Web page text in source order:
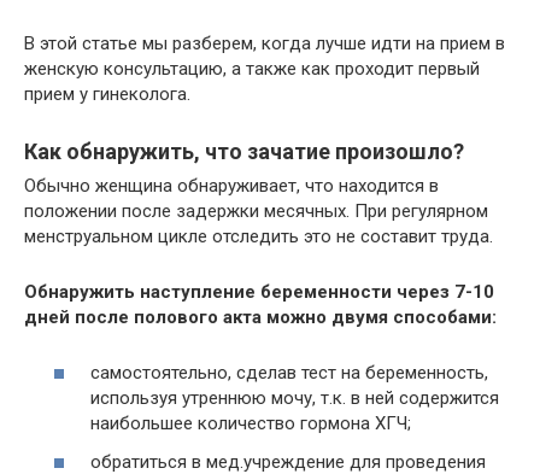
В этой статье мы разберем, когда лучше идти на прием в
женскую консультацию, а также как проходит первый
прием у гинеколога.
Как обнаружить, что зачатие произошло?
Обычно женщина обнаруживает, что находится в
положении после задержки месячных. При регулярном
менструальном цикле отследить это не составит труда.
Обнаружить наступление беременности через 7-10
дней после полового акта можно двумя способами:
самостоятельно, сделав тест на беременность,
используя утреннюю мочу, т.к. в ней содержится
наибольшее количество гормона ХГЧ;
обратиться в мед.учреждение для проведения